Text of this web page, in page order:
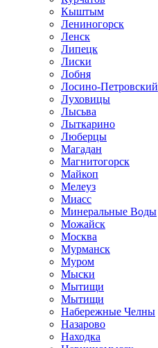
Кыштым
Лениногорск
Ленск
Липецк
Лиски
Лобня
Лосино-Петровский
Луховицы
Лысьва
Лыткарино
Люберцы
Магадан
Магнитогорск
Майкоп
Мелеуз
Миасс
Минеральные Воды
Можайск
Москва
Мурманск
Муром
Мыски
Мытищи
Мытищи
Набережные Челны
Назарово
Находка